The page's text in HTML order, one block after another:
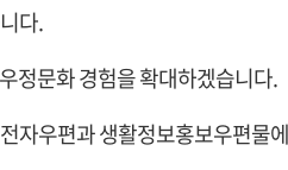
다.
정문화 경험을 확대하겠습니다.
자우편과 생활정보홍보우편물